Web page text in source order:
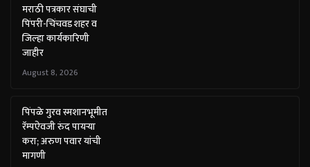
मराठी पत्रकार संघाची
पिंपरी-चिंचवड शहर व
जिल्हा कार्यकारिणी
जाहीर
August 8, 2026
पिंपळे गुरव स्मशानभूमीत
रॅम्पऐवजी रुंद पायऱ्या
करा; अरुण पवार यांची
मागणी